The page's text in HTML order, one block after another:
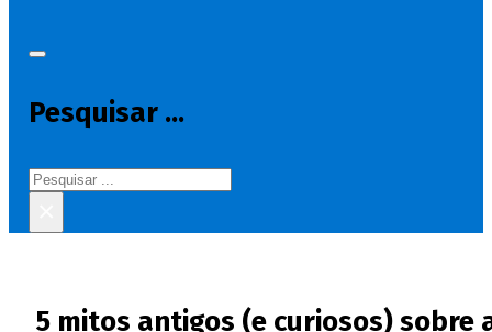
Pesquisar ...
Pesquisar
5 mitos antigos (e curiosos) sobre